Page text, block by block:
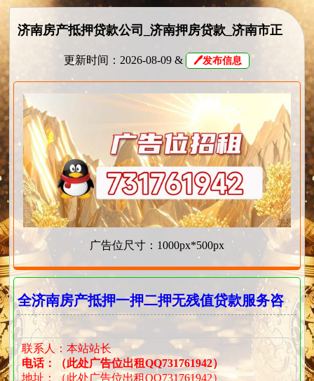
济南房产抵押贷款公司_济南押房贷款_济南市正
规靠谱的房屋抵押贷款公司✅
更新时间：2026-08-09 & 🖊发布信息
广告位尺寸：1000px*500px
全济南房产抵押一押二押无残值贷款服务咨
询 服务咨询咨询
联系人：本站站长
电话：（此处广告位出租QQ731761942）
地址：（此处广告位出租QQ731761942）